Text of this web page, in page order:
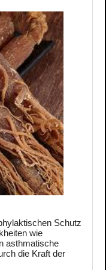
Schutz
wie
asthmatische
die Kraft der